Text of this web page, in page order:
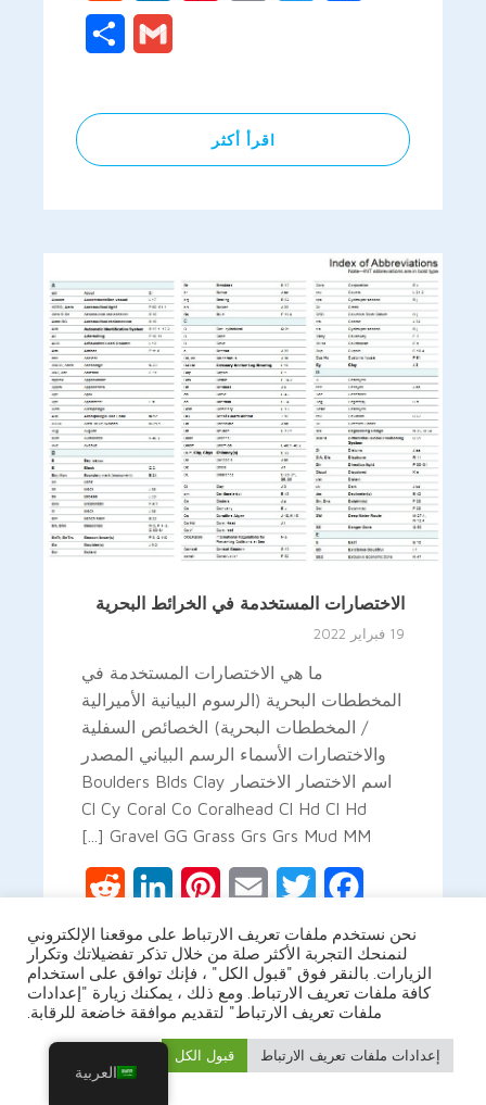
Gmail
اقرأ أكثر
الاختصارات المستخدمة في الخرائط البحرية
19 فبراير 2022
ما هي الاختصارات المستخدمة في
المخططات البحرية (الرسوم البيانية الأميرالية
/ المخططات البحرية) الخصائص السفلية
والاختصارات الأسماء الرسم البياني المصدر
اسم الاختصار الاختصار Boulders Blds Clay
Cl Cy Coral Co Coralhead Cl Hd Cl Hd
Gravel GG Grass Grs Grs Mud MM [...]
Facebook
Twitter
Email
Pinterest
LinkedIn
Gmail
Share
اقرأ أكثر
نحن نستخدم ملفات تعريف الارتباط على موقعنا الإلكتروني
لنمنحك التجربة الأكثر صلة من خلال تذكر تفضيلاتك وتكرار
الزيارات. بالنقر فوق "قبول الكل" ، فإنك توافق على استخدام
كافة ملفات تعريف الارتباط. ومع ذلك ، يمكنك زيارة "إعدادات
ملفات تعريف الارتباط" لتقديم موافقة خاضعة للرقابة.
إعدادات ملفات تعريف الارتباط قبول الكل
العربية